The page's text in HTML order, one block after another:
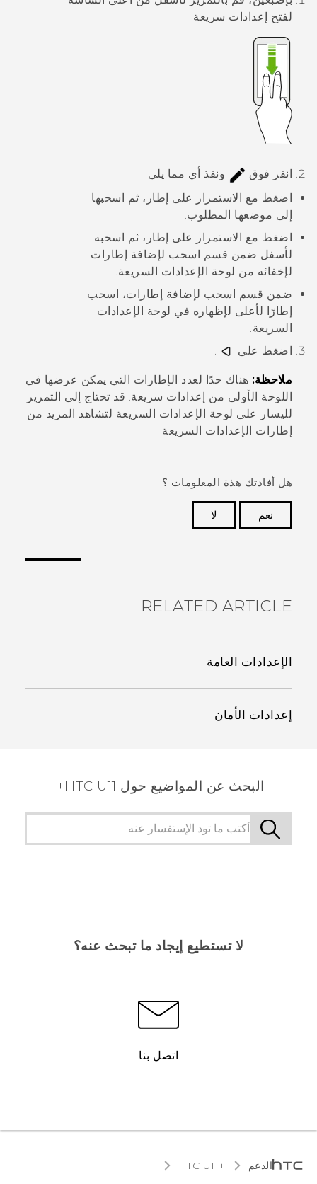
لفتح
إعدادات سريعة.
انقر فوق
ونفذ أي مما يلي:
اضغط مع الاستمرار على إطار، ثم اسحبها
إلى موضعها المطلوب.
اضغط مع الاستمرار على إطار، ثم اسحبه
لأسفل ضمن قسم اسحب لإضافة إطارات
لإخفائه من لوحة الإعدادات السريعة.
ضمن قسم اسحب لإضافة إطارات، اسحب
إطارًا لأعلى لإظهاره في لوحة الإعدادات
السريعة.
اضغط على
ملاحظة: هناك حدًا لعدد الإطارات التي يمكن عرضها في
اللوحة الأولى من إعدادات سريعة. قد تحتاج إلى التمرير
لليسار على لوحة الإعدادات السريعة لتشاهد المزيد من
إطارات الإعدادات السريعة.
هل أفادتك هذة المعلومات ؟
نعم
لا
RELATED ARTICLE
الإعدادات العامة
إعدادات الأمان
البحث عن المواضيع حول HTC U11+
لا تستطيع إيجاد ما تبحث عنه؟
اتصل بنا
الدعم HTC U11+‎